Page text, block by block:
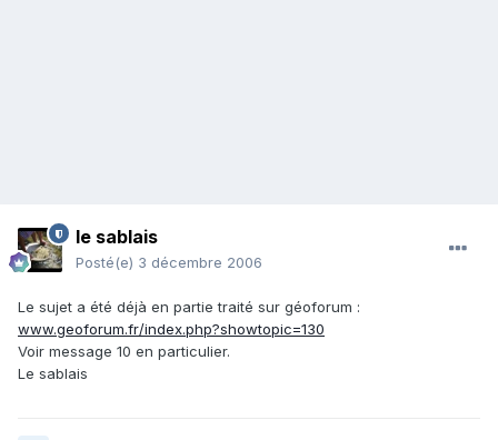
le sablais
Posté(e) 3 décembre 2006
Le sujet a été déjà en partie traité sur géoforum :
www.geoforum.fr/index.php?showtopic=130
Voir message 10 en particulier.
Le sablais